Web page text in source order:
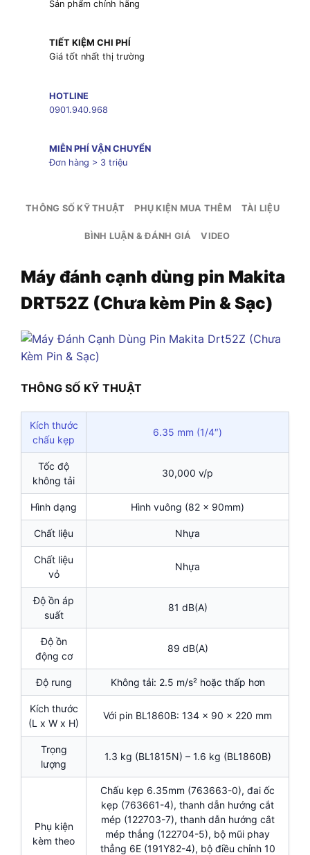
Sản phẩm chính hãng
TIẾT KIỆM CHI PHÍ
Giá tốt nhất thị trường
HOTLINE
0901.940.968
MIỄN PHÍ VẬN CHUYỂN
Đơn hàng > 3 triệu
THÔNG SỐ KỸ THUẬT PHỤ KIỆN MUA THÊM TÀI LIỆU
BÌNH LUẬN & ĐÁNH GIÁ VIDEO
Máy đánh cạnh dùng pin Makita
DRT52Z (Chưa kèm Pin & Sạc)
THÔNG SỐ KỸ THUẬT
Kích thước
chấu kẹp
6.35 mm (1/4″)
Tốc độ
không tải
30,000 v/p
Hình dạng Hình vuông (82 x 90mm)
Chất liệu Nhựa
Chất liệu
vỏ
Nhựa
Độ ồn áp
suất
81 dB(A)
Độ ồn
động cơ
89 dB(A)
Độ rung Không tải: 2.5 m/s² hoặc thấp hơn
Kích thước
(L x W x H)
Với pin BL1860B: 134 x 90 x 220 mm
Trọng
lượng
1.3 kg (BL1815N) – 1.6 kg (BL1860B)
Phụ kiện
kèm theo
Chấu kẹp 6.35mm (763663-0), đai ốc
kẹp (763661-4), thanh dẫn hướng cắt
mép (122703-7), thanh dẫn hướng cắt
mép thẳng (122704-5), bộ mũi phay
thẳng 6E (191Y82-4), bộ điều chỉnh 10